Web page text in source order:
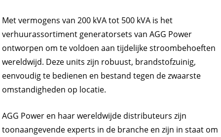
Met vermogens van 200 kVA tot 500 kVA is het
verhuurassortiment generatorsets van AGG Power
ontworpen om te voldoen aan tijdelijke stroombehoeften
wereldwijd. Deze units zijn robuust, brandstofzuinig,
eenvoudig te bedienen en bestand tegen de zwaarste
omstandigheden op locatie.
AGG Power en haar wereldwijde distributeurs zijn
toonaangevende experts in de branche en zijn in staat om